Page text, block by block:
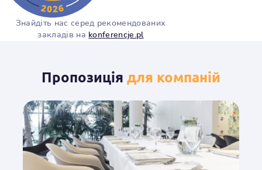
Знайдіть нас серед рекомендованих
закладів на konferencje.pl
Пропозиція для компаній